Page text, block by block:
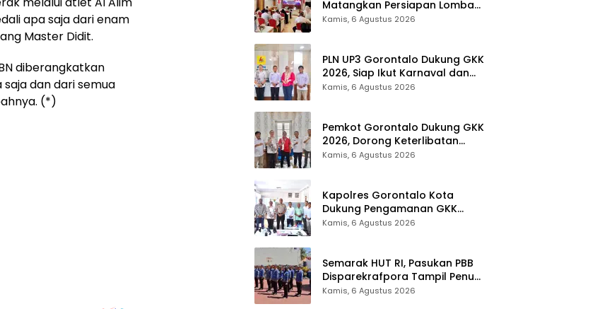
apa saja dari enam
Master Didit.
diberangkatkan
dan dari semua
(*)
Matangkan Persiapan Lomba
Olahraga Masyarakat Tingkat
Kamis, 6 Agustus 2026
PLN UP3 Gorontalo Dukung GKK
2026, Siap Ikut Karnaval dan
Pastikan Ketersediaan Listrik
Kamis, 6 Agustus 2026
Pemkot Gorontalo Dukung GKK
2026, Dorong Keterlibatan
UMKM dan Ekraf Lokal
Kamis, 6 Agustus 2026
Kapolres Gorontalo Kota
Dukung Pengamanan GKK
2026, Disparekrafpora Perkuat
Kamis, 6 Agustus 2026
Semarak HUT RI, Pasukan PBB
Disparekrafpora Tampil Penuh
Semangat
Kamis, 6 Agustus 2026